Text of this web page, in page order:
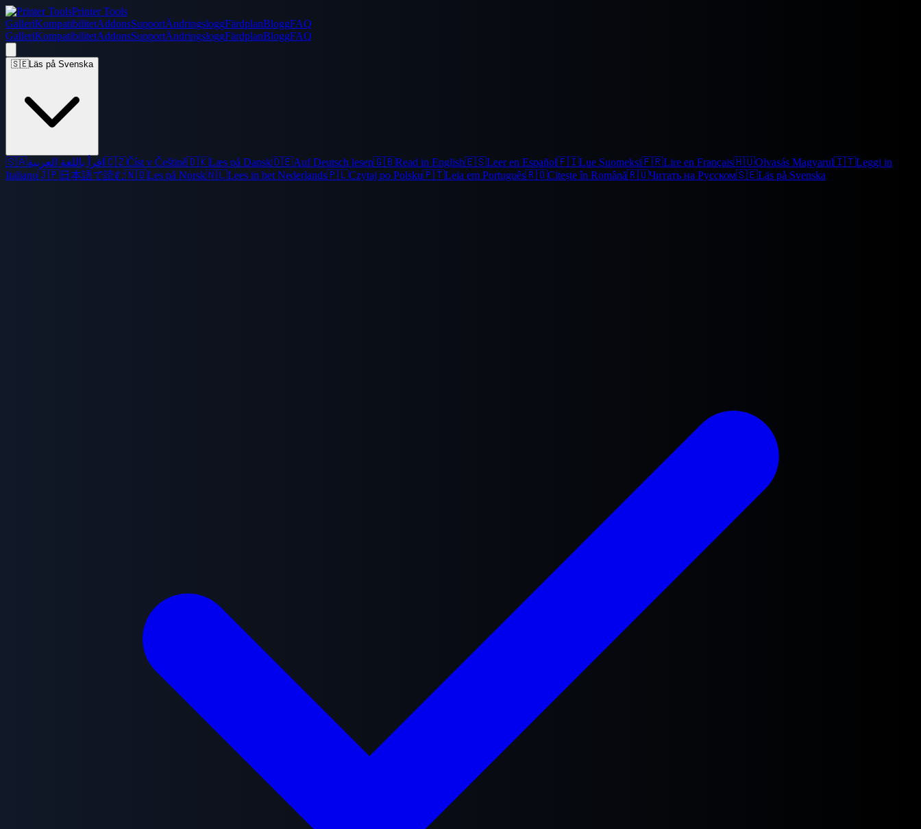
Printer Tools
GalleriKompatibilitetAddonsSupportÄndringsloggFärdplanBloggFAQ
GalleriKompatibilitetAddonsSupportÄndringsloggFärdplanBloggFAQ
🇸🇪Läs på Svenska
🇸🇦اقرأ باللغة العربية 🇨🇿Číst v Češtině🇩🇰Læs på Dansk🇩🇪Auf Deutsch lesen🇬🇧Read in English🇪🇸Leer en Español🇫🇮Lue Suomeksi🇫🇷Lire en Français🇭🇺Olvasás Magyarul🇮🇹Leggi in
Italiano🇯🇵日本語で読む🇳🇴Les på Norsk🇳🇱Lees in het Nederlands🇵🇱Czytaj po Polsku🇵🇹Leia em Português🇷🇴Citește în Română🇷🇺Читать на Русском🇸🇪Läs på Svenska